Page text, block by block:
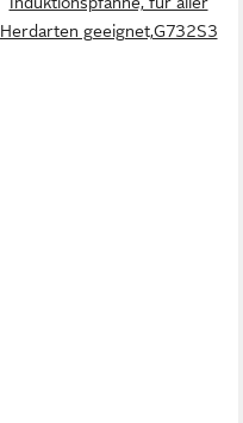
Herdarten geeignet,G732S3